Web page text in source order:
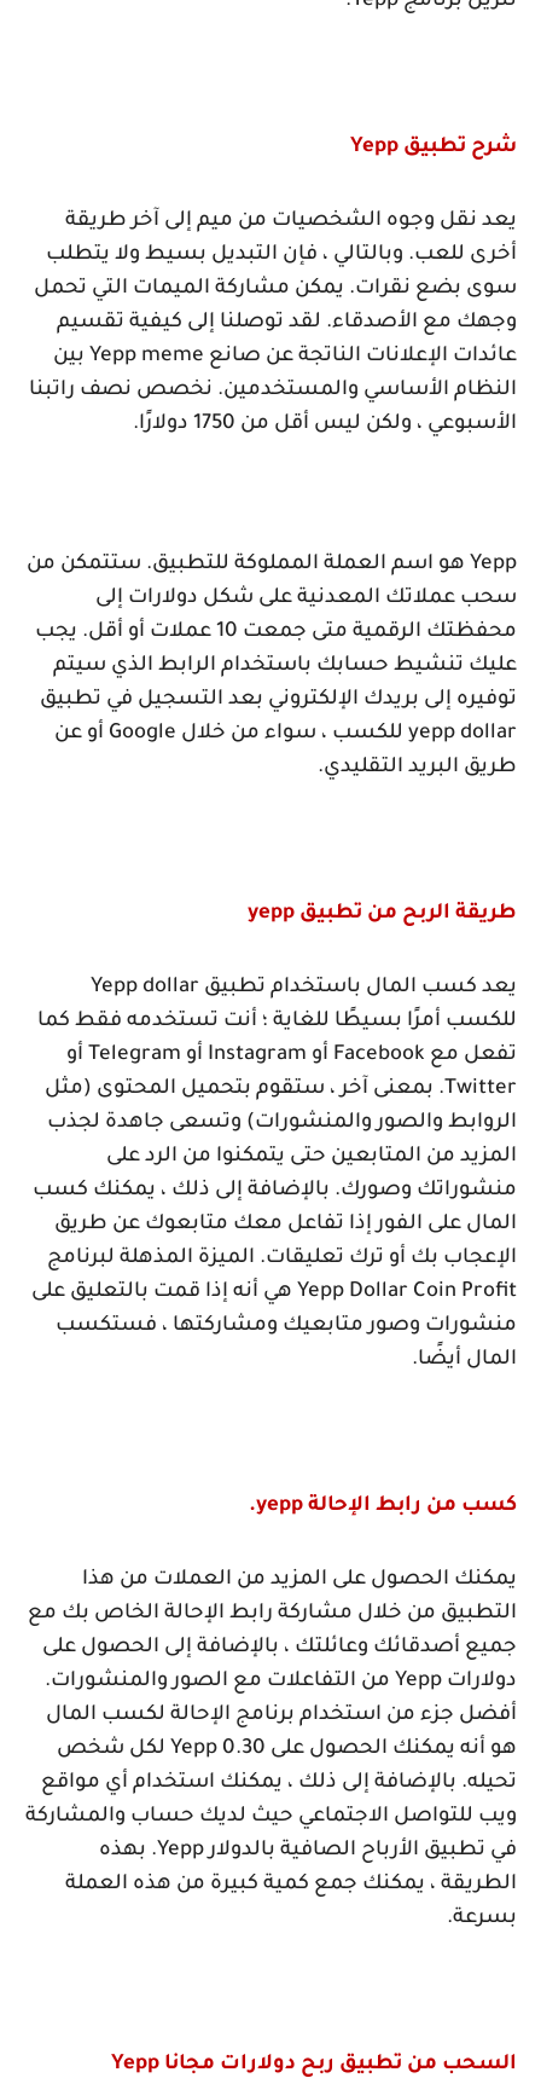
شرح تطبيق Yepp
يعد نقل وجوه الشخصيات من ميم إلى آخر طريقة
أخرى للعب. وبالتالي ، فإن التبديل بسيط ولا يتطلب
سوى بضع نقرات. يمكن مشاركة الميمات التي تحمل
وجهك مع الأصدقاء. لقد توصلنا إلى كيفية تقسيم
عائدات الإعلانات الناتجة عن صانع Yepp meme بين
النظام الأساسي والمستخدمين. نخصص نصف راتبنا
الأسبوعي ، ولكن ليس أقل من 1750 دولارًا.
Yepp هو اسم العملة المملوكة للتطبيق. ستتمكن من
سحب عملاتك المعدنية على شكل دولارات إلى
محفظتك الرقمية متى جمعت 10 عملات أو أقل. يجب
عليك تنشيط حسابك باستخدام الرابط الذي سيتم
توفيره إلى بريدك الإلكتروني بعد التسجيل في تطبيق
yepp dollar للكسب ، سواء من خلال Google أو عن
طريق البريد التقليدي.
طريقة الربح من تطبيق yepp
يعد كسب المال باستخدام تطبيق Yepp dollar
للكسب أمرًا بسيطًا للغاية ؛ أنت تستخدمه فقط كما
تفعل مع Facebook أو Instagram أو Telegram أو
Twitter . بمعنى آخر ، ستقوم بتحميل المحتوى (مثل
الروابط والصور والمنشورات) وتسعى جاهدة لجذب
المزيد من المتابعين حتى يتمكنوا من الرد على
منشوراتك وصورك. بالإضافة إلى ذلك ، يمكنك كسب
المال على الفور إذا تفاعل معك متابعوك عن طريق
الإعجاب بك أو ترك تعليقات. الميزة المذهلة لبرنامج
Yepp Dollar Coin Profit هي أنه إذا قمت بالتعليق على
منشورات وصور متابعيك ومشاركتها ، فستكسب
المال أيضًا.
كسب من رابط الإحالة yepp
.
يمكنك الحصول على المزيد من العملات من هذا
التطبيق من خلال مشاركة رابط الإحالة الخاص بك مع
جميع أصدقائك وعائلتك ، بالإضافة إلى الحصول على
دولارات Yepp من التفاعلات مع الصور والمنشورات.
أفضل جزء من استخدام برنامج الإحالة لكسب المال
هو أنه يمكنك الحصول على 0.30
Yepp لكل شخص
تحيله. بالإضافة إلى ذلك ، يمكنك استخدام أي مواقع
ويب للتواصل الاجتماعي حيث لديك حساب والمشاركة
في تطبيق الأرباح الصافية بالدولارYepp. بهذه
الطريقة ، يمكنك جمع كمية كبيرة من هذه العملة
بسرعة.
السحب من تطبيق ربح دولارات مجانا Yepp